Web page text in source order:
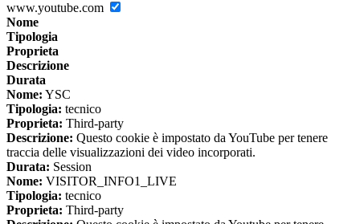
www.youtube.com
Nome
Tipologia
Proprieta
Descrizione
Durata
Nome: YSC
Tipologia: tecnico
Proprieta: Third-party
Descrizione: Questo cookie è impostato da YouTube per tenere
traccia delle visualizzazioni dei video incorporati.
Durata: Session
Nome: VISITOR_INFO1_LIVE
Tipologia: tecnico
Proprieta: Third-party